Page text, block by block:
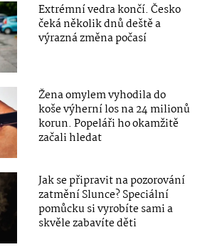
Extrémní vedra končí. Česko
čeká několik dnů deště a
výrazná změna počasí
Žena omylem vyhodila do
koše výherní los na 24 milionů
korun. Popeláři ho okamžitě
začali hledat
Jak se připravit na pozorování
zatmění Slunce? Speciální
pomůcku si vyrobíte sami a
skvěle zabavíte děti